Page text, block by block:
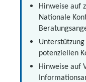
Hinweise auf
Nationale
potenziellen
Hinweise auf